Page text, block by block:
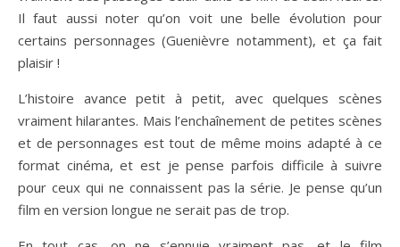
Il faut aussi noter qu’on voit une belle évolution pour
certains personnages (Guenièvre notamment), et ça fait
plaisir !
L’histoire avance petit à petit, avec quelques scènes
vraiment hilarantes. Mais l’enchaînement de petites scènes
et de personnages est tout de même moins adapté à ce
format cinéma, et est je pense parfois difficile à suivre
pour ceux qui ne connaissent pas la série. Je pense qu’un
film en version longue ne serait pas de trop.